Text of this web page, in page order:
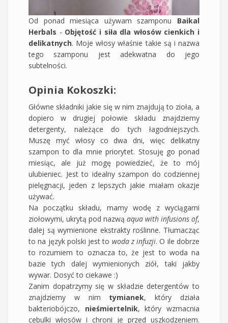
Od ponad miesiąca używam szamponu Baikal
Herbals - Objętość i siła dla włosów cienkich i
delikatnych. Moje włosy właśnie takie są i nazwa
tego szamponu jest adekwatna do jego
subtelności.
Opinia Kokoszki:
Główne składniki jakie się w nim znajdują to zioła, a
dopiero w drugiej połowie składu znajdziemy
detergenty, należące do tych łagodniejszych.
Muszę myć włosy co dwa dni, więc delikatny
szampon to dla mnie priorytet. Stosuję go ponad
miesiąc, ale już mogę powiedzieć, że to mój
ulubieniec. Jest to idealny szampon do codziennej
pielęgnacji, jeden z lepszych jakie miałam okazje
używać.
Na początku składu, mamy wodę z wyciągami
ziołowymi, ukrytą pod nazwą aqua with infusions of,
dalej są wymienione ekstrakty roślinne. Tłumacząc
to na język polski jest to woda z infuzji. O ile dobrze
to rozumiem to oznacza to, że jest to woda na
bazie tych dalej wymienionych ziół, taki jakby
wywar. Dosyć to ciekawe :)
Zanim dopatrzymy się w składzie detergentów to
znajdziemy w nim tymianek, który działa
bakteriobójczo, nieśmiertelnik, który wzmacnia
cebulki włosów i chroni je przed uszkodzeniem.